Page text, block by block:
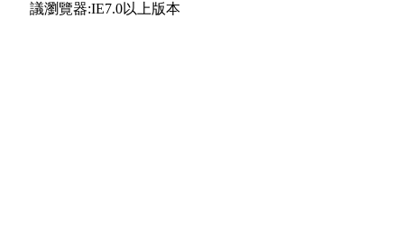
議瀏覽器:IE7.0以上版本